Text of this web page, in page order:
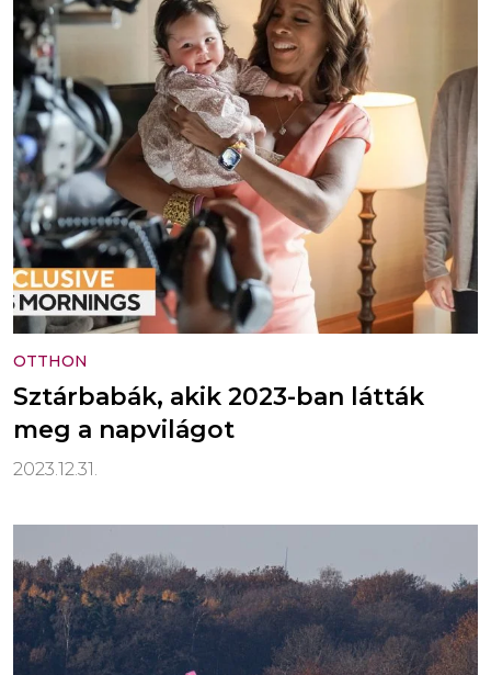
OTTHON
Sztárbabák, akik 2023-ban látták
meg a napvilágot
2023.12.31.